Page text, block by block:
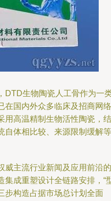
DTD生物陶瓷人工骨作为一
在国内外众多临床及招商网络
用高温精制生物活性陶瓷，结
自体相比较、来源限制缓解等
威主流行业新闻及应用前沿的
集成重塑设计全链路安排，“
步构造占据市场总计划全面